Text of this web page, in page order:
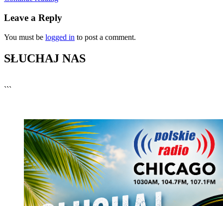
Leave a Reply
You must be logged in to post a comment.
SŁUCHAJ NAS
```